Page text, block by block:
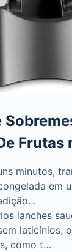
Frutas
minutos,
em
lanches
laticínios,
como t…